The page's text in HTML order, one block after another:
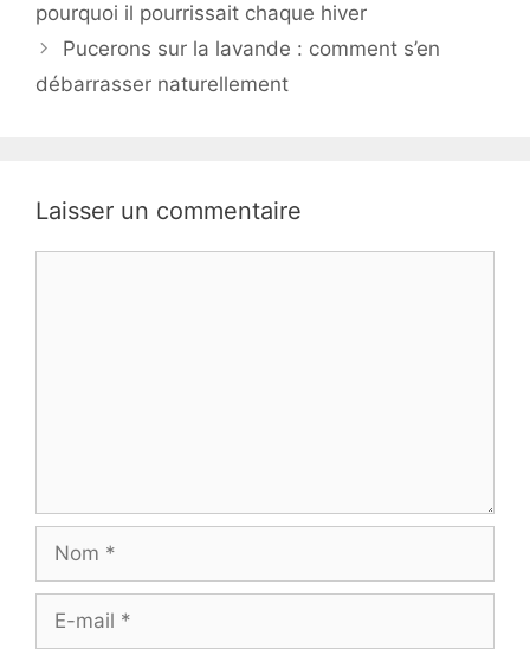
pourquoi il pourrissait chaque hiver
Pucerons sur la lavande : comment s’en
débarrasser naturellement
Laisser un commentaire
Nom